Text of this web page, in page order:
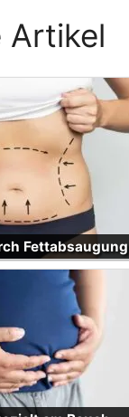
Artikel
Fettabsaugung